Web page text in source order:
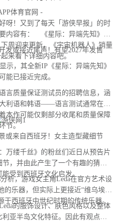
体育官网 -
！又到了每天「游侠早报」的时
内容有： 《星际：异端先知》开
周迎来更新，《宇宙机器人》销量
来看下详细内容吧。
或接近尾声！有望2027年发售
，其全新IP《星际：异端先知》
能已接近完成。
质量保证测试员的招聘信息，涵
利语和韩语——语言测试通常在游
本作可能仅剩部分收尾和质量保障
节。
来自西班牙！女主造型藏细节
缕千丝》的粉丝们近日从预告片
，并由此产生了一个有趣的猜测
受到西班牙文化启发。
析，游戏女主角Leda在官方艺术设
乐器，但实际上更接近“维乌埃拉
于西班牙中世纪时期的传统乐器。
的服饰设计、肤色风格以及整体
亚半岛文化特征。因此有观点认